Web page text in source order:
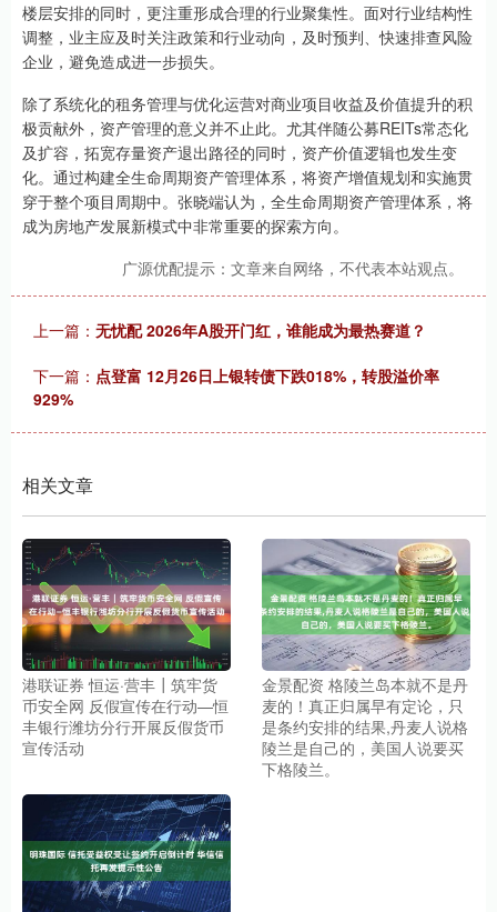
楼层安排的同时，更注重形成合理的行业聚集性。面对行业结构性
调整，业主应及时关注政策和行业动向，及时预判、快速排查风险
企业，避免造成进一步损失。
除了系统化的租务管理与优化运营对商业项目收益及价值提升的积
极贡献外，资产管理的意义并不止此。尤其伴随公募REITs常态化
及扩容，拓宽存量资产退出路径的同时，资产价值逻辑也发生变
化。通过构建全生命周期资产管理体系，将资产增值规划和实施贯
穿于整个项目周期中。张晓端认为，全生命周期资产管理体系，将
成为房地产发展新模式中非常重要的探索方向。
广源优配提示：文章来自网络，不代表本站观点。
上一篇： 无忧配 2026年A股开门红，谁能成为最热赛道？
下一篇： 点登富 12月26日上银转债下跌018%，转股溢价率
929%
相关文章
港联证券 恒运·营丰┃筑牢货
币安全网 反假宣传在行动—恒
丰银行潍坊分行开展反假货币
宣传活动
金景配资 格陵兰岛本就不是丹
麦的！真正归属早有定论，只
是条约安排的结果,丹麦人说格
陵兰是自己的，美国人说要买
下格陵兰。